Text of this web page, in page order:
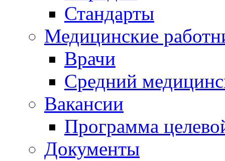
Стандарты
Медицинские
Врачи
Средний
Вакансии
Программа
Документы